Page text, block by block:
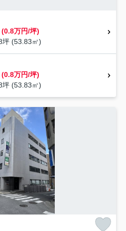
万円/坪)
坪 (53.83㎡)
万円/坪)
坪 (53.83㎡)